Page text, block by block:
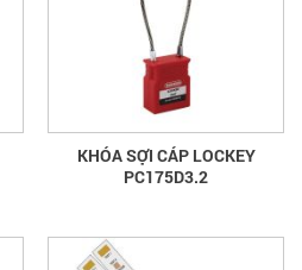
KHÓA SỢI CÁP LOCKEY
PC175D3.2